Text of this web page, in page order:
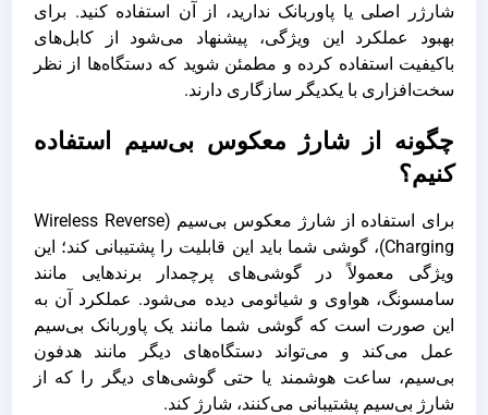
شارژر اصلی یا پاوربانک ندارید، از آن استفاده کنید. برای
بهبود عملکرد این ویژگی، پیشنهاد می‌شود از کابل‌های
باکیفیت استفاده کرده و مطمئن شوید که دستگاه‌ها از نظر
سخت‌افزاری با یکدیگر سازگاری دارند.
چگونه از شارژ معکوس بی‌سیم استفاده
کنیم؟
برای استفاده از شارژ معکوس بی‌سیم (Wireless Reverse
Charging)، گوشی شما باید این قابلیت را پشتیبانی کند؛ این
ویژگی معمولاً در گوشی‌های پرچمدار برندهایی مانند
سامسونگ، هواوی و شیائومی دیده می‌شود. عملکرد آن به
این صورت است که گوشی شما مانند یک پاوربانک بی‌سیم
عمل می‌کند و می‌تواند دستگاه‌های دیگر مانند هدفون
بی‌سیم، ساعت هوشمند یا حتی گوشی‌های دیگر را که از
شارژ بی‌سیم پشتیبانی می‌کنند، شارژ کند.